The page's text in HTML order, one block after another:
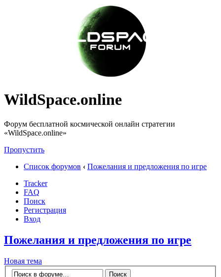
WildSpace.online
Форум бесплатной космической онлайн стратегии
«WildSpace.online»
Пропустить
Список форумов ‹ Пожелания и предложения по игре
Tracker
FAQ
Поиск
Регистрация
Вход
Пожелания и предложения по игре
Новая тема